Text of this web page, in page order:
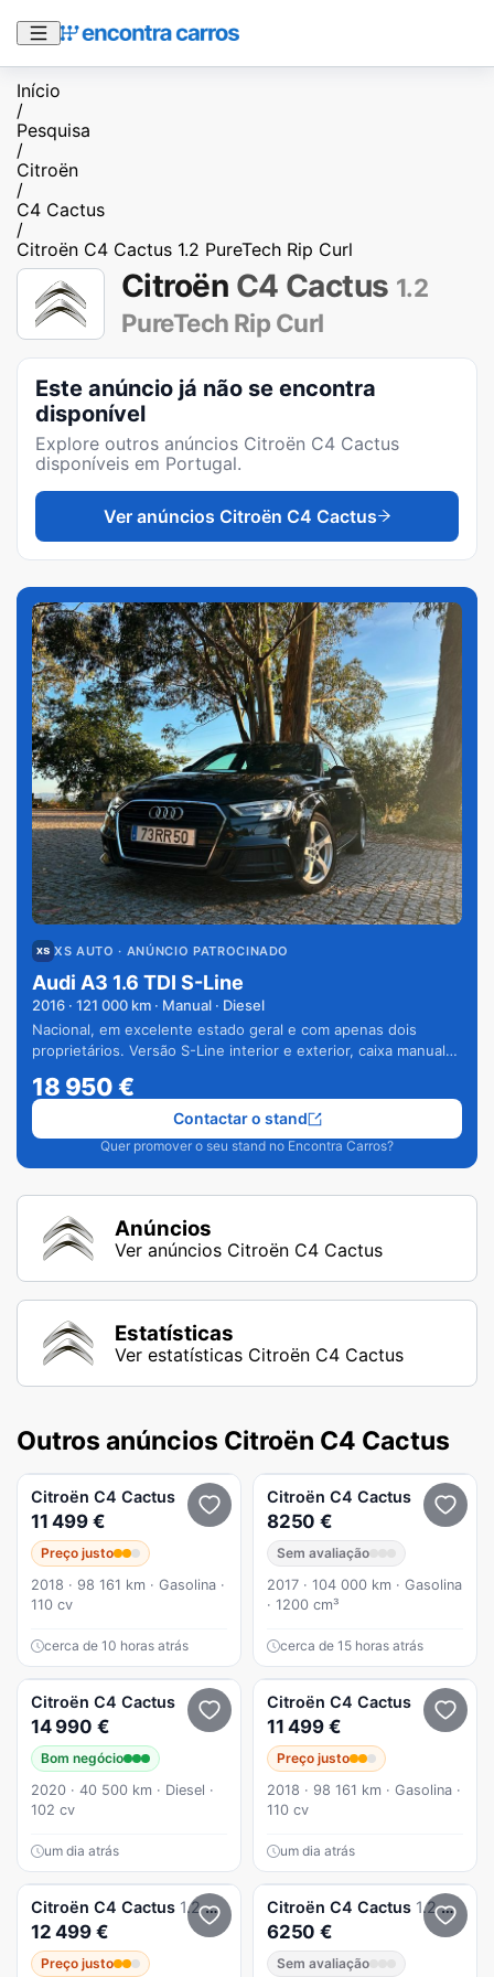
Início
/
Pesquisa
/
Citroën
/
C4 Cactus
/
Citroën C4 Cactus 1.2 PureTech Rip Curl
Citroën C4 Cactus 1.2
PureTech Rip Curl
Este anúncio já não se encontra
disponível
Explore outros anúncios Citroën C4 Cactus
disponíveis em Portugal.
Ver anúncios Citroën C4 Cactus
XS AUTO · ANÚNCIO PATROCINADO
Audi A3 1.6 TDI S-Line
2016 · 121 000 km · Manual · Diesel
Nacional, em excelente estado geral e com apenas dois
proprietários. Versão S-Line interior e exterior, caixa manual
18 950€
Quer promover o seu stand no Encontra Carros?
Contactar o stand
Anúncios
Ver anúncios Citroën C4 Cactus
Estatísticas
Ver estatísticas Citroën C4 Cactus
Outros anúncios Citroën C4 Cactus
Citroën C4 Cactus
11 499 €
Preço justo
2018 · 98 161 km · Gasolina ·
110 cv
cerca de 10 horas atrás
Citroën C4 Cactus
8250 €
Sem avaliação
2017 · 104 000 km · Gasolina
· 1200 cm³
cerca de 15 horas atrás
Citroën C4 Cactus
14 990 €
Bom negócio
2020 · 40 500 km · Diesel ·
102 cv
um dia atrás
Citroën C4 Cactus
11 499 €
Preço justo
2018 · 98 161 km · Gasolina ·
110 cv
um dia atrás
Citroën C4 Cactus 1.2 PureTech Feel Business
12 499 €
Preço justo
Citroën C4 Cactus 1.2 PureTech Feel
6250 €
Sem avaliação